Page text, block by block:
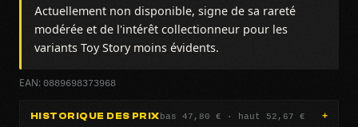
Actuellement non disponible, signe de sa rareté
modérée et de l'intérêt collectionneur pour les
variants Toy Story moins évidents.
EAN: 0889698373968
HISTORIQUE DES PRIXbas 47,80 € · haut 52,67 €